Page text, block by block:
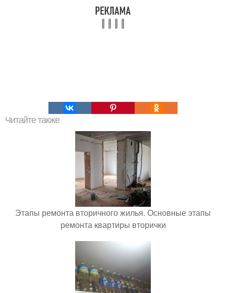
Читайте также
Этапы ремонта вторичного жилья. Основные этапы
ремонта квартиры вторички